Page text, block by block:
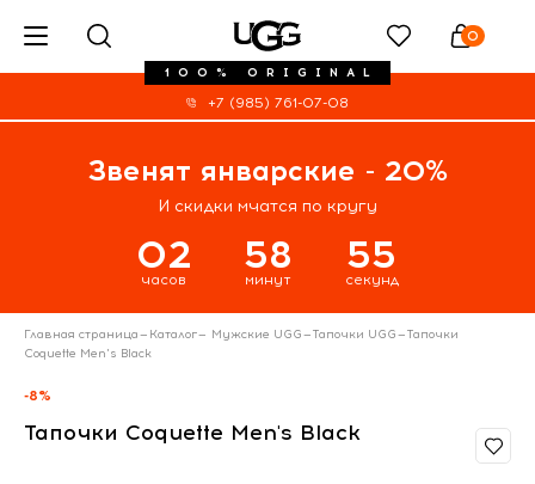
100% ORIGINAL
0
+7 (985) 761-07-08
Звенят январские - 20%
И скидки мчатся по кругу
02
часов
58
минут
54
секунд
Главная страница— Каталог— Мужские UGG—Тапочки UGG—Тапочки
Coquette Men's Black
-8%
Тапочки Coquette Men's Black